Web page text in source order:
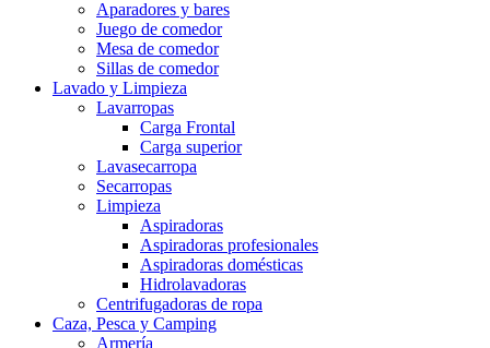
Aparadores y bares
Juego de comedor
Mesa de comedor
Sillas de comedor
Lavado y Limpieza
Lavarropas
Carga Frontal
Carga superior
Lavasecarropa
Secarropas
Limpieza
Aspiradoras
Aspiradoras profesionales
Aspiradoras domésticas
Hidrolavadoras
Centrifugadoras de ropa
Caza, Pesca y Camping
Armería